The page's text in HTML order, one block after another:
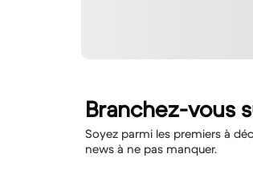
Branchez-vous
Soyez parmi les premiers à
news à ne pas manquer.